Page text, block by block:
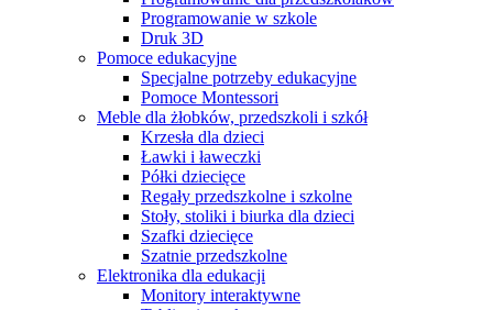
Programowanie w szkole
Druk 3D
Pomoce edukacyjne
Specjalne potrzeby edukacyjne
Pomoce Montessori
Meble dla żłobków, przedszkoli i szkół
Krzesła dla dzieci
Ławki i ławeczki
Półki dziecięce
Regały przedszkolne i szkolne
Stoły, stoliki i biurka dla dzieci
Szafki dziecięce
Szatnie przedszkolne
Elektronika dla edukacji
Monitory interaktywne